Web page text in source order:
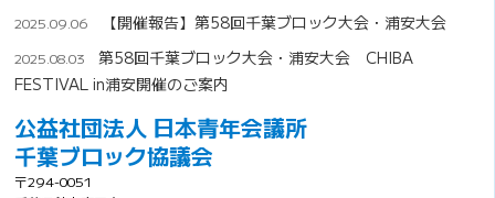
2025.09.06 【開催報告】第58回千葉ブロック大会・浦安大会
2025.08.03
第58回千葉ブロック大会・浦安大会 CHIBA
FESTIVAL in浦安開催のご案内
公益社団法人 日本青年会議所
千葉ブロック協議会
〒294-0051